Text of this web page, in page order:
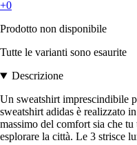
+0
Prodotto non disponibile
Tutte le varianti sono esaurite
Descrizione
Un sweatshirt imprescindibile
sweatshirt adidas è realizzato
massimo del comfort sia che tu
esplorare la città. Le 3 strisce